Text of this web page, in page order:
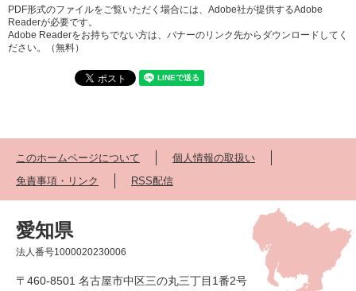
PDF形式のファイルをご覧いただく場合には、Adobe社が提供するAdobe
Readerが必要です。
Adobe Readerをお持ちでない方は、バナーのリンク先からダウンロードしてく
ださい。（無料）
このホームページについて
個人情報の取扱い
免責事項・リンク
RSS配信
愛知県
法人番号1000020230006
〒460-8501 名古屋市中区三の丸三丁目1番2号